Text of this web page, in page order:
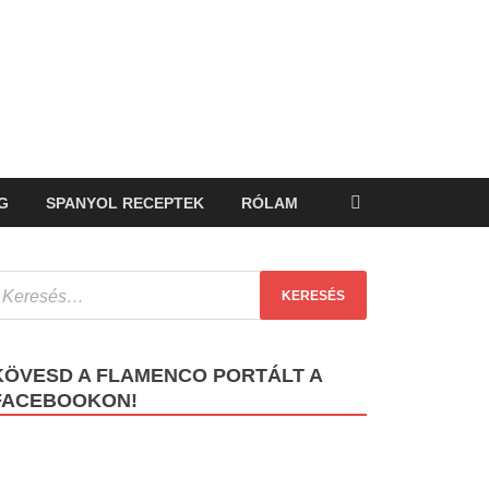
SPANYOL RECEPTEK RÓLAM
A FLAMENCO PORTÁLT A